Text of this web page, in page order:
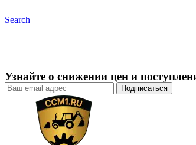
Search
Узнайте о снижении цен и